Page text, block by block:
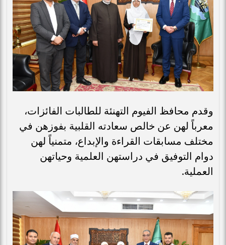
وقدم محافظ الفيوم التهنئة للطالبات الفائزات،
معرباً لهن عن خالص سعادته القلبية بفوزهن في
مختلف مسابقات القراءة والإبداع، متمنياً لهن
دوام التوفيق في دراستهن العلمية وحياتهن
العملية.